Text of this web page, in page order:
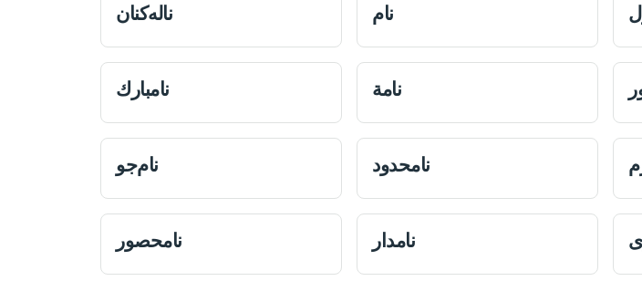
ناله‌كنان نام
نامبارك نامة
نام‌جو نامحدود
نامحصور نامدار